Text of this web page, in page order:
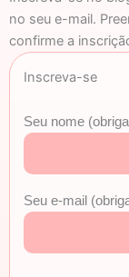
no seu e-mail.
confirme a
Inscreva-se
Seu nome
Seu e-mail